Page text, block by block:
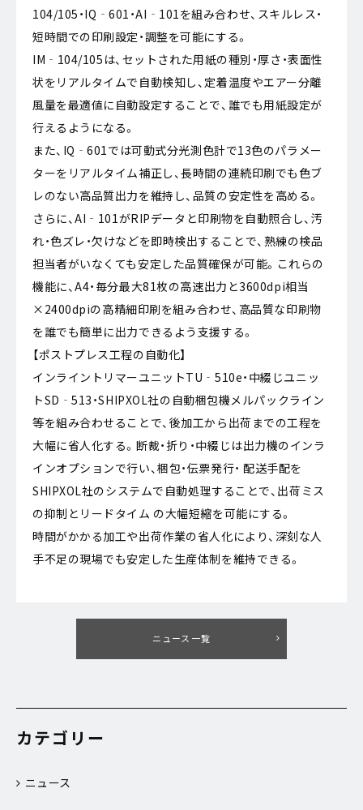
104/105・IQ‐601・AI‐101を組み合わせ、スキルレス・
短時間での印刷設定・調整を可能にする。
IM‐104/105は、セットされた用紙の種別・厚さ・表面性
状をリアルタイムで自動検知し、定着温度やエアー分離
風量を最適値に自動設定することで、誰でも用紙設定が
行えるようになる。
また、IQ‐601では可動式分光測色計で13色のパラメー
ターをリアルタイム補正し、長時間の連続印刷でも色ブ
レのない高品質出力を維持し、品質の安定性を高める。
さらに、AI‐101がRIPデータと印刷物を自動照合し、汚
れ・色ズレ・欠けなどを即時検出することで、熟練の検品
担当者がいなくても安定した品質確保が可能。これらの
機能に、A4・毎分最大81枚の高速出力と3600dpi相当
×2400dpiの高精細印刷を組み合わせ、高品質な印刷物
を誰でも簡単に出力できるよう支援する。
【ポストプレス工程の自動化】
インライントリマーユニットTU‐510e・中綴じユニッ
トSD‐513・SHIPXOL社の自動梱包機メルパックライン
等を組み合わせることで、後加工から出荷までの工程を
大幅に省人化する。断裁・折り・中綴じは出力機のインラ
インオプションで行い、梱包・伝票発行・ 配送手配を
SHIPXOL社のシステムで自動処理することで、出荷ミス
の抑制とリードタイム の大幅短縮を可能にする。
時間がかかる加工や出荷作業の省人化により、深刻な人
手不足の現場でも安定した生産体制を維持できる。
ニュース一覧
カテゴリー
ニュース